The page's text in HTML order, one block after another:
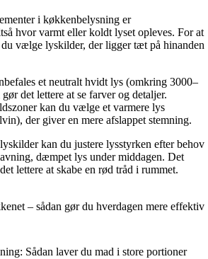
i køkkenbelysning er
hvor varmt eller koldt lyset opleves. For at
vælge lyskilder, der ligger tæt på hinanden
et neutralt hvidt lys (omkring 3000–
det lettere at se farver og detaljer.
kan du vælge et varmere lys
der giver en mere afslappet stemning.
kan du justere lysstyrken efter behov
dæmpet lys under middagen. Det
lettere at skabe en rød tråd i rummet.
– sådan gør du hverdagen mere effektiv
Sådan laver du mad i store portioner